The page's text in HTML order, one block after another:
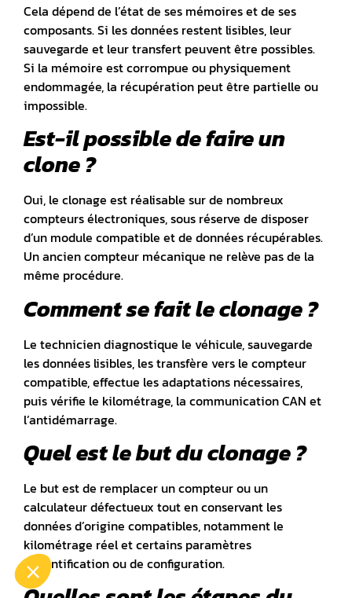
Cela dépend de l’état de ses mémoires et de ses
composants. Si les données restent lisibles, leur
sauvegarde et leur transfert peuvent être possibles.
Si la mémoire est corrompue ou physiquement
endommagée, la récupération peut être partielle ou
impossible.
Est-il possible de faire un
clone ?
Oui, le clonage est réalisable sur de nombreux
compteurs électroniques, sous réserve de disposer
d’un module compatible et de données récupérables.
Un ancien compteur mécanique ne relève pas de la
même procédure.
Comment se fait le clonage ?
Le technicien diagnostique le véhicule, sauvegarde
les données lisibles, les transfère vers le compteur
compatible, effectue les adaptations nécessaires,
puis vérifie le kilométrage, la communication CAN et
l’antidémarrage.
Quel est le but du clonage ?
Le but est de remplacer un compteur ou un
calculateur défectueux tout en conservant les
données d’origine compatibles, notamment le
kilométrage réel et certains paramètres
d’identification ou de configuration.